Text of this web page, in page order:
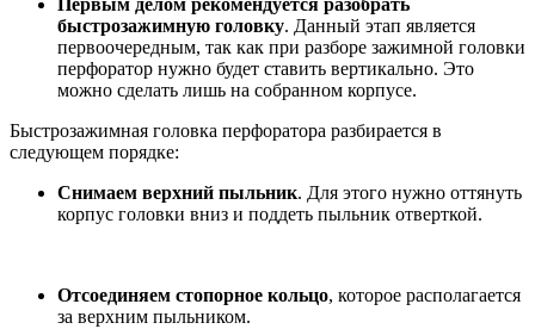
Первым делом рекомендуется разобрать
быстрозажимную головку. Данный этап является
первоочередным, так как при разборе зажимной головки
перфоратор нужно будет ставить вертикально. Это
можно сделать лишь на собранном корпусе.
Быстрозажимная головка перфоратора разбирается в
следующем порядке:
Снимаем верхний пыльник. Для этого нужно оттянуть
корпус головки вниз и поддеть пыльник отверткой.
Отсоединяем стопорное кольцо, которое располагается
за верхним пыльником.